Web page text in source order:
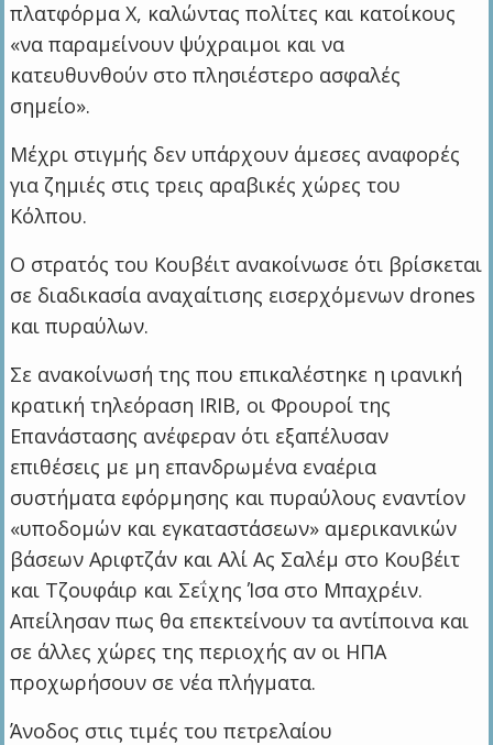
πλατφόρμα X, καλώντας πολίτες και κατοίκους
«να παραμείνουν ψύχραιμοι και να
κατευθυνθούν στο πλησιέστερο ασφαλές
σημείο».
Μέχρι στιγμής δεν υπάρχουν άμεσες αναφορές
για ζημιές στις τρεις αραβικές χώρες του
Κόλπου.
Ο στρατός του Κουβέιτ ανακοίνωσε ότι βρίσκεται
σε διαδικασία αναχαίτισης εισερχόμενων drones
και πυραύλων.
Σε ανακοίνωσή της που επικαλέστηκε η ιρανική
κρατική τηλεόραση IRIB, οι Φρουροί της
Επανάστασης ανέφεραν ότι εξαπέλυσαν
επιθέσεις με μη επανδρωμένα εναέρια
συστήματα εφόρμησης και πυραύλους εναντίον
«υποδομών και εγκαταστάσεων» αμερικανικών
βάσεων Αριφτζάν και Αλί Ας Σαλέμ στο Κουβέιτ
και Τζουφάιρ και Σεΐχης Ίσα στο Μπαχρέιν.
Απείλησαν πως θα επεκτείνουν τα αντίποινα και
σε άλλες χώρες της περιοχής αν οι ΗΠΑ
προχωρήσουν σε νέα πλήγματα.
Άνοδος στις τιμές του πετρελαίου